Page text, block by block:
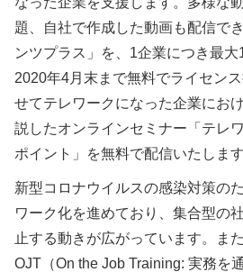
題、自社で作成した動画も配信で
ンツプラス」を、1企業につき最
2020年4月末まで無料でライセン
せてテレワークになった企業にお
説したオンラインセミナー「テレ
ポイント」を無料で配信いたします
新型コロナウイルスの感染対策の
ワーク化を進めており、集合型の
止する動きが広がっています。ま
OJT（On the Job Training: 実務を